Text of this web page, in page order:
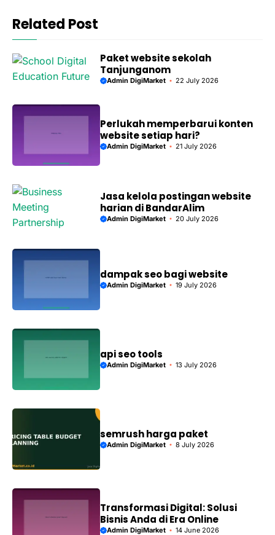
Related Post
Paket website sekolah
Tanjunganom
Admin DigiMarket 22 July 2026
Perlukah memperbarui konten
website setiap hari?
Admin DigiMarket 21 July 2026
Jasa kelola postingan website
harian di BandarAlim
Admin DigiMarket 20 July 2026
dampak seo bagi website
Admin DigiMarket 19 July 2026
api seo tools
Admin DigiMarket 13 July 2026
semrush harga paket
Admin DigiMarket 8 July 2026
Transformasi Digital: Solusi
Bisnis Anda di Era Online
Admin DigiMarket 14 June 2026